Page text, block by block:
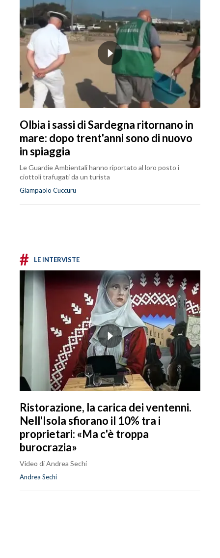
Olbia i sassi di Sardegna ritornano in
mare: dopo trent'anni sono di nuovo
in spiaggia
Le Guardie Ambientali hanno riportato al loro posto i
ciottoli trafugati da un turista
Giampaolo Cuccuru
# LE INTERVISTE
Ristorazione, la carica dei ventenni.
Nell'Isola sfiorano il 10% tra i
proprietari: «Ma c'è troppa
burocrazia»
Video di Andrea Sechi
Andrea Sechi